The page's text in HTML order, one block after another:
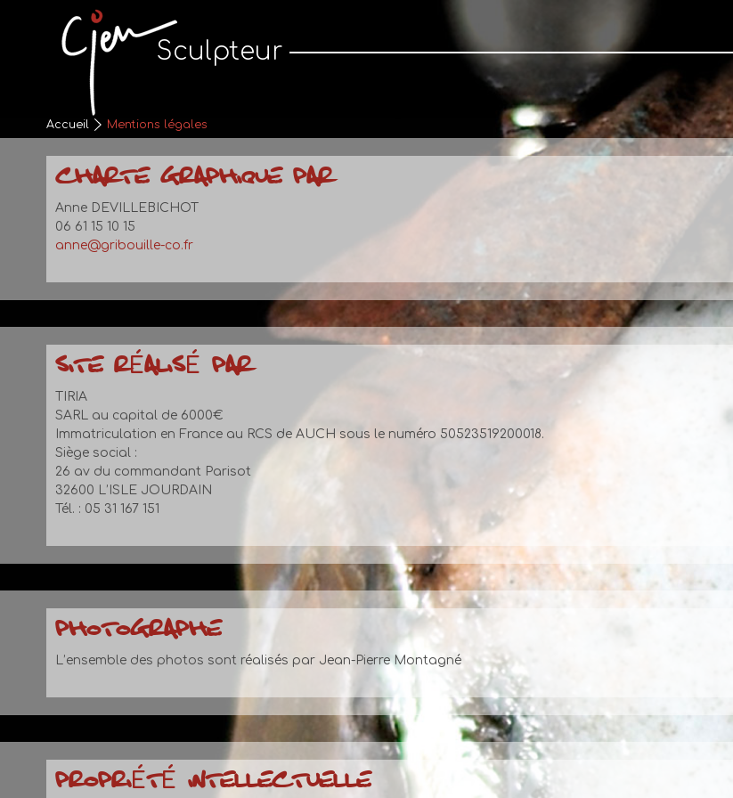
Cjen Sculpteur
Sculpteur
Accueil Mentions légales
CHARTE GRAPHIQUE PAR
Anne DEVILLEBICHOT
06 61 15 10 15
anne@gribouille-co.fr
SITE RÉALISÉ PAR
TIRIA
SARL au capital de 6000€
Immatriculation en France au RCS de AUCH sous le numéro 50523519200018.
Siège social :
26 av du commandant Parisot
32600 L’ISLE JOURDAIN
Tél. : 05 31 167 151
PHOTOGRAPHE
L’ensemble des photos sont réalisés par Jean-Pierre Montagné
PROPRIÉTÉ INTELLECTUELLE